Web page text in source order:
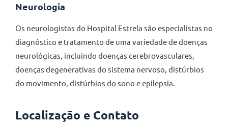
Neurologia
Os neurologistas do Hospital Estrela são especialistas no
diagnóstico e tratamento de uma variedade de doenças
neurológicas, incluindo doenças cerebrovasculares,
doenças degenerativas do sistema nervoso, distúrbios
do movimento, distúrbios do sono e epilepsia.
Localização e Contato